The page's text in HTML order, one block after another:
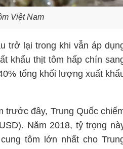
Việt Nam
trở lại trong khi vẫn áp
khẩu thịt tôm hấp chín
tổng khối lượng xuất
trước đây, Trung Quốc
Năm 2018, tỷ trọng
tôm lớn nhất cho